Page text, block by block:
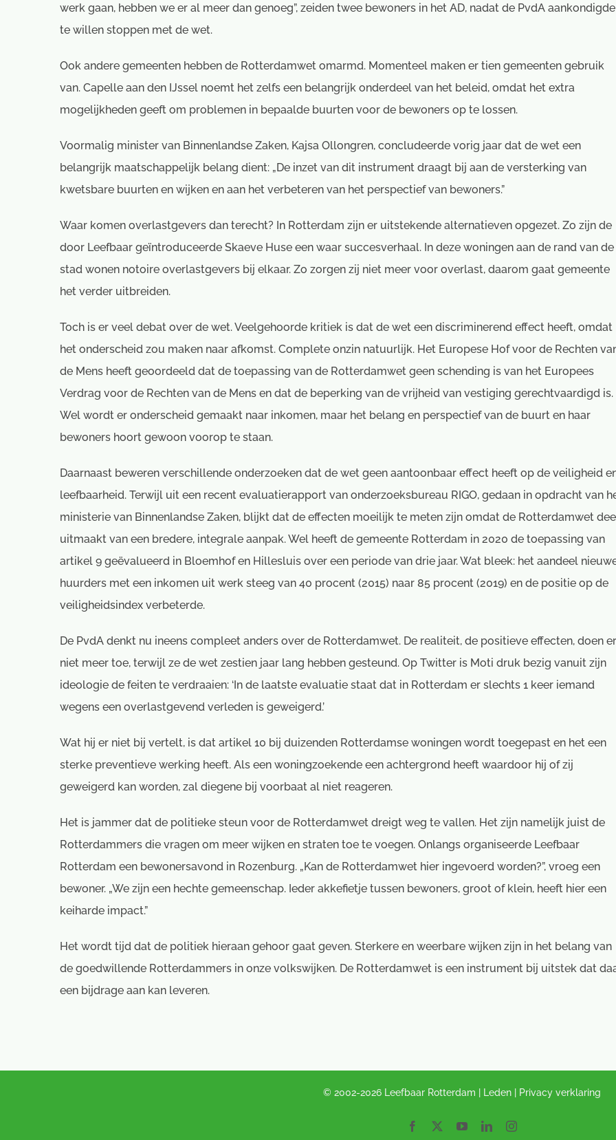
werk gaan, hebben we er al meer dan genoeg”, zeiden twee bewoners in het AD, nadat de PvdA aankondigde
te willen stoppen met de wet.
Ook andere gemeenten hebben de Rotterdamwet omarmd. Momenteel maken er tien gemeenten gebruik
van. Capelle aan den IJssel noemt het zelfs een belangrijk onderdeel van het beleid, omdat het extra
mogelijkheden geeft om problemen in bepaalde buurten voor de bewoners op te lossen.
Voormalig minister van Binnenlandse Zaken, Kajsa Ollongren, concludeerde vorig jaar dat de wet een
belangrijk maatschappelijk belang dient: „De inzet van dit instrument draagt bij aan de versterking van
kwetsbare buurten en wijken en aan het verbeteren van het perspectief van bewoners.”
Waar komen overlastgevers dan terecht? In Rotterdam zijn er uitstekende alternatieven opgezet. Zo zijn de
door Leefbaar geïntroduceerde Skaeve Huse een waar succesverhaal. In deze woningen aan de rand van de
stad wonen notoire overlastgevers bij elkaar. Zo zorgen zij niet meer voor overlast, daarom gaat gemeente
het verder uitbreiden.
Toch is er veel debat over de wet. Veelgehoorde kritiek is dat de wet een discriminerend effect heeft, omdat
het onderscheid zou maken naar afkomst. Complete onzin natuurlijk. Het Europese Hof voor de Rechten
de Mens heeft geoordeeld dat de toepassing van de Rotterdamwet geen schending is van het Europees
Verdrag voor de Rechten van de Mens en dat de beperking van de vrijheid van vestiging gerechtvaardigd is.
Wel wordt er onderscheid gemaakt naar inkomen, maar het belang en perspectief van de buurt en haar
bewoners hoort gewoon voorop te staan.
Daarnaast beweren verschillende onderzoeken dat de wet geen aantoonbaar effect heeft op de veiligheid
leefbaarheid. Terwijl uit een recent evaluatierapport van onderzoeksbureau RIGO, gedaan in opdracht van
ministerie van Binnenlandse Zaken, blijkt dat de effecten moeilijk te meten zijn omdat de Rotterdamwet
uitmaakt van een bredere, integrale aanpak. Wel heeft de gemeente Rotterdam in 2020 de toepassing van
artikel 9 geëvalueerd in Bloemhof en Hillesluis over een periode van drie jaar. Wat bleek: het aandeel
huurders met een inkomen uit werk steeg van 40 procent (2015) naar 85 procent (2019) en de positie op de
veiligheidsindex verbeterde.
De PvdA denkt nu ineens compleet anders over de Rotterdamwet. De realiteit, de positieve effecten, doen er
niet meer toe, terwijl ze de wet zestien jaar lang hebben gesteund. Op Twitter is Moti druk bezig vanuit zijn
ideologie de feiten te verdraaien: ‘In de laatste evaluatie staat dat in Rotterdam er slechts 1 keer iemand
wegens een overlastgevend verleden is geweigerd.’
Wat hij er niet bij vertelt, is dat artikel 10 bij duizenden Rotterdamse woningen wordt toegepast en het een
sterke preventieve werking heeft. Als een woningzoekende een achtergrond heeft waardoor hij of zij
geweigerd kan worden, zal diegene bij voorbaat al niet reageren.
Het is jammer dat de politieke steun voor de Rotterdamwet dreigt weg te vallen. Het zijn namelijk juist de
Rotterdammers die vragen om meer wijken en straten toe te voegen. Onlangs organiseerde Leefbaar
Rotterdam een bewonersavond in Rozenburg. „Kan de Rotterdamwet hier ingevoerd worden?”, vroeg een
bewoner. „We zijn een hechte gemeenschap. Ieder akkefietje tussen bewoners, groot of klein, heeft hier een
keiharde impact.”
Het wordt tijd dat de politiek hieraan gehoor gaat geven. Sterkere en weerbare wijken zijn in het belang van
de goedwillende Rotterdammers in onze volkswijken. De Rotterdamwet is een instrument bij uitstek dat
een bijdrage aan kan leveren.
© 2002-2026 Leefbaar Rotterdam | Leden Privacy verklaring
Facebook
TwitterYouTubeLinkedInInstagram